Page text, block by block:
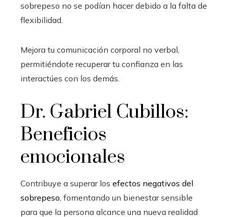
sobrepeso no se podían hacer debido a la falta de
flexibilidad.
Mejora tu comunicación corporal no verbal,
permitiéndote recuperar tu confianza en las
interactúes con los demás.
Dr. Gabriel Cubillos:
Beneficios
emocionales
Contribuye a superar los efectos negativos del
sobrepeso, fomentando un bienestar sensible
para que la persona alcance una nueva realidad